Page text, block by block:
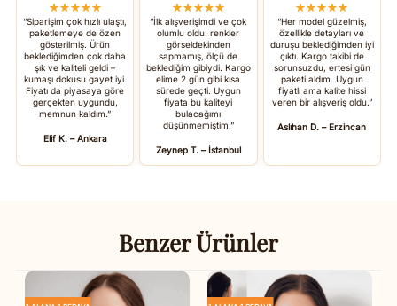
★★★★★
“Siparişim çok hızlı ulaştı,
paketlemeye de özen
gösterilmiş. Ürün
beklediğimden çok daha
şık ve kaliteli geldi –
kumaşı dokusu gayet iyi.
Fiyatı da piyasaya göre
gerçekten uygundu,
memnun kaldım.”
Elif K. – Ankara
★★★★★
“İlk alışverişimdi ve çok
olumlu oldu: renkler
görseldekinden
sapmamış, ölçü de
beklediğim gibiydi. Kargo
elime 2 gün gibi kısa
sürede geçti. Uygun
fiyata bu kaliteyi
bulacağımı
düşünmemiştim.”
Zeynep T. – İstanbul
★★★★★
“Her model güzelmiş,
özellikle detayları ve
duruşu beklediğimden iyi
çıktı. Kargo takibi de
sorunsuzdu, ertesi gün
paketi aldım. Uygun
fiyatlı ama kalite hissi
veren bir alışveriş oldu.”
Aslıhan D. – Erzincan
Benzer Ürünler